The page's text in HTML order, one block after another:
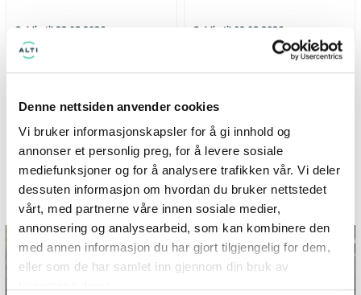
Denne nettsiden anvender cookies
Vi bruker informasjonskapsler for å gi innhold og
annonser et personlig preg, for å levere sosiale
mediefunksjoner og for å analysere trafikken vår. Vi deler
dessuten informasjon om hvordan du bruker nettstedet
vårt, med partnerne våre innen sosiale medier,
annonsering og analysearbeid, som kan kombinere den
med annen informasjon du har gjort tilgjengelig for dem,
eller som de har samlet inn gjennom din bruk av
Gyldig til 23.08.2026 Gyldig til 09.08.2026
SE FLERE TILBUD
Informasjon og inspirasjon fra
TillerTorget